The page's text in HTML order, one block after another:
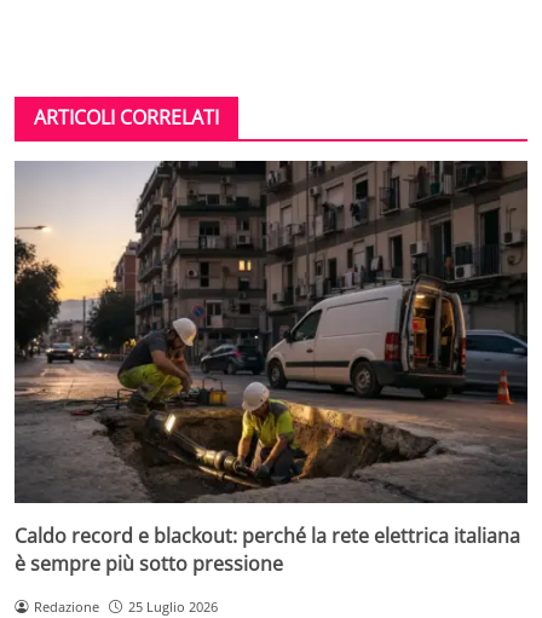
ARTICOLI CORRELATI
Caldo record e blackout: perché la rete elettrica italiana
è sempre più sotto pressione
Redazione 25 Luglio 2026